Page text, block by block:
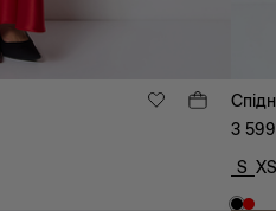
3 599
S XS